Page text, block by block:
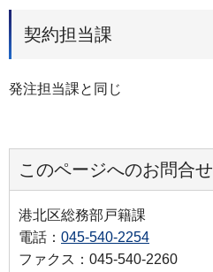
契約担当課
発注担当課と同じ
このページへのお問合せ
港北区総務部戸籍課
電話： 045-540-2254
ファクス：045-540-2260